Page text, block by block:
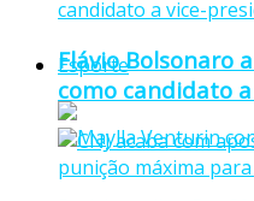
Esporte
Flávio Bolsonaro
como candidato